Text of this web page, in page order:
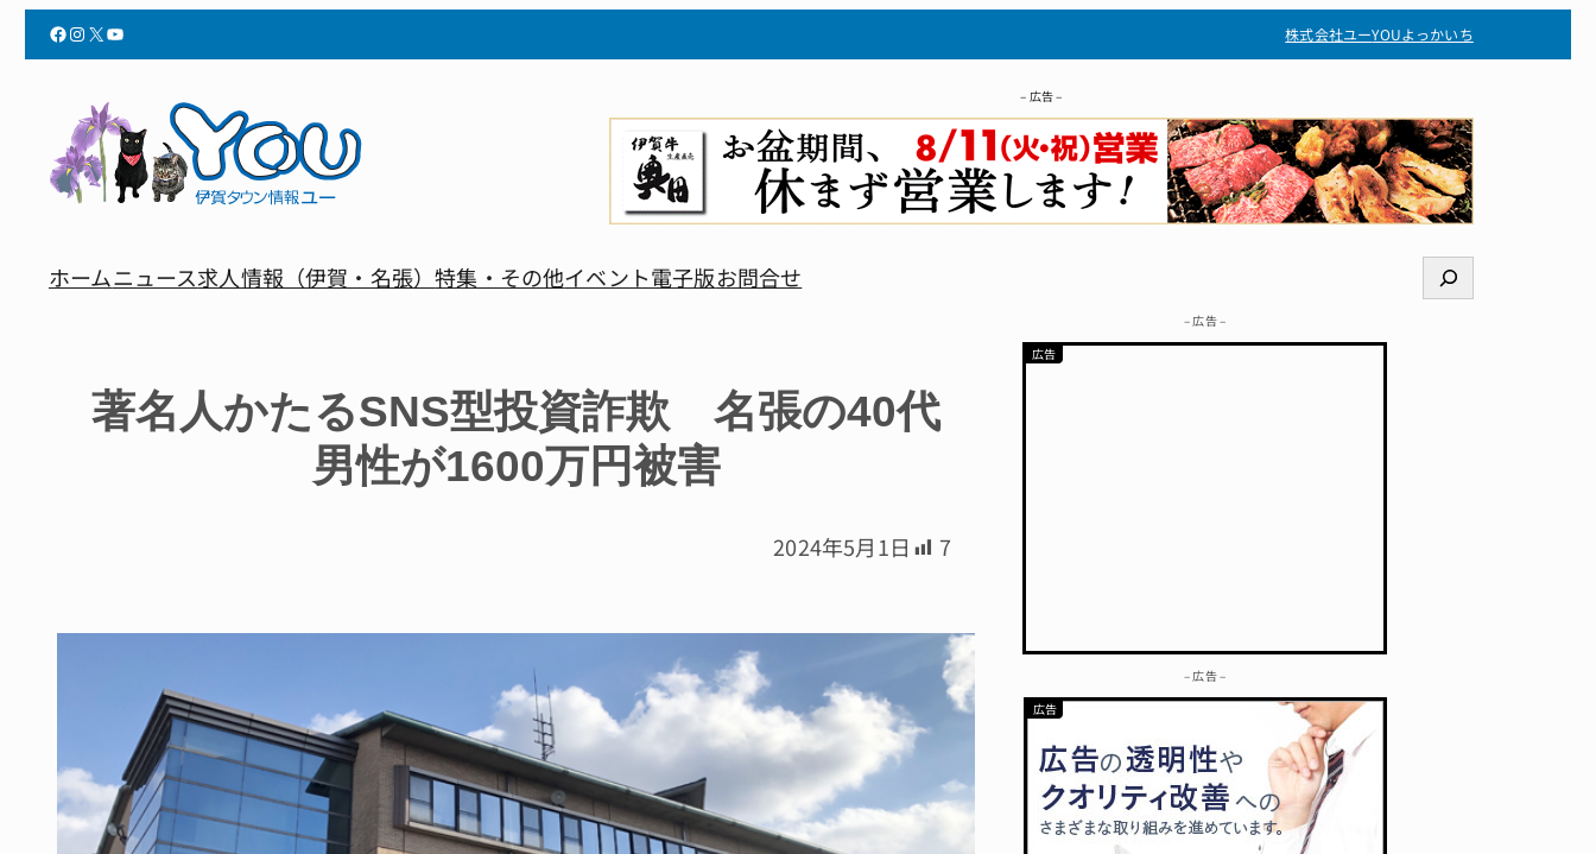
Facebook InstagramX YouTube 株式会社ユーYOUよっかいち
– 広告 –
ホームニュース求人情報（伊賀・名張）特集・その他イベント電子版お問合せ
検
索
著名人かたるSNS型投資詐欺 名張の40代
男性が1600万円被害
2024年5月1日 7
– 広告 –
– 広告 –